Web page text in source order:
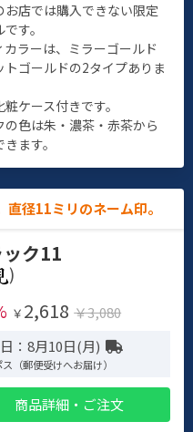
お店では購入できない限定
す。
カラーは、ミラーゴールド
トゴールドの2タイプありま
ケース付きです。
の色は朱・濃茶・赤茶から
ます。
径11ミリのネーム印。
ク11
)
￥ 2,618 ￥3,080
：8月10日(月)
（郵便受けへお届け）
商品詳細・ご注文